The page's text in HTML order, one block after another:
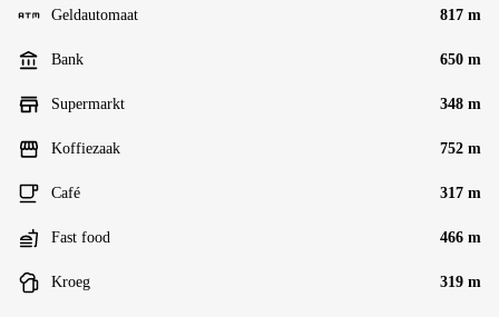
Geldautomaat 817 m
Bank 650 m
Supermarkt 348 m
Koffiezaak 752 m
Café 317 m
Fast food 466 m
Kroeg 319 m